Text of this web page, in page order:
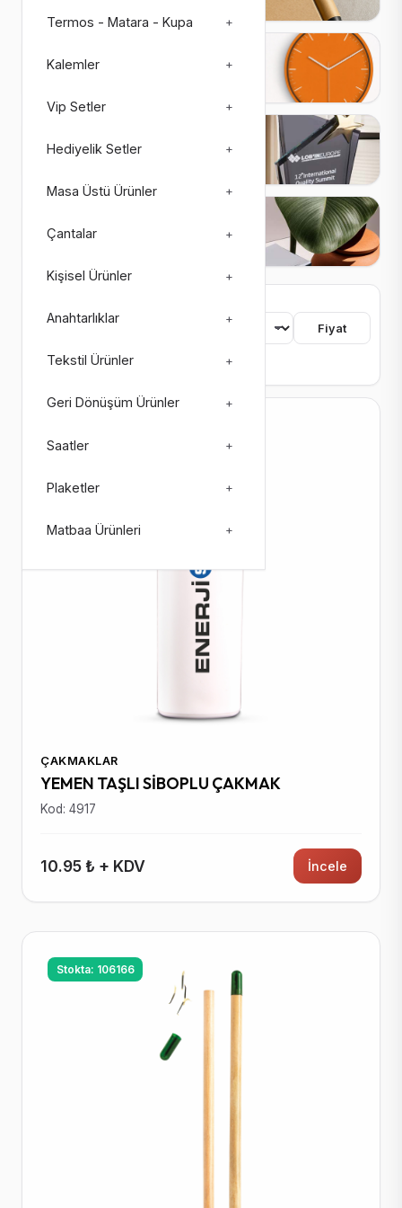
73 ürün
Termos - Matara - Kupa +
Kalemler +
Vip Setler +
Hediyelik Setler +
Masa Üstü Ürünler +
Çantalar +
Kişisel Ürünler +
Anahtarlıklar +
Tekstil Ürünler +
Geri Dönüşüm Ürünler +
Saatler +
Plaketler +
Matbaa Ürünleri +
Fiyat
Renk
ÇAKMAKLAR
YEMEN TAŞLI SİBOPLU ÇAKMAK
Kod: 4917
10.95 ₺ + KDV İncele
Stokta: 106166